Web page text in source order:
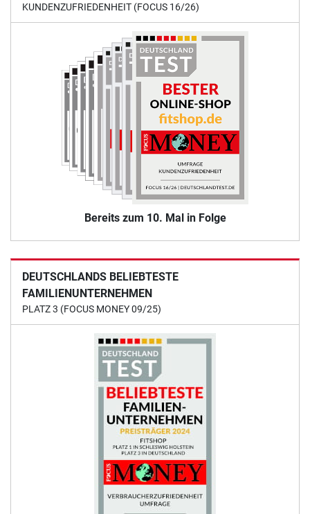
KUNDENZUFRIEDENHEIT (FOCUS 16/26)
Bereits zum 10. Mal in Folge
DEUTSCHLANDS BELIEBTESTE
FAMILIENUNTERNEHMEN
PLATZ 3 (FOCUS MONEY 09/25)